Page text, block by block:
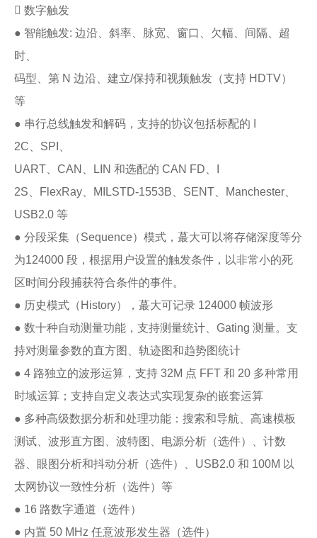
 数字触发
● 智能触发: 边沿、斜率、脉宽、窗口、欠幅、间隔、超
时、
码型、第 N 边沿、建立/保持和视频触发（支持 HDTV）
等
● 串行总线触发和解码，支持的协议包括标配的 I
2C、SPI、
UART、CAN、LIN 和选配的 CAN FD、I
2S、FlexRay、MILSTD-1553B、SENT、Manchester、
USB2.0 等
● 分段采集（Sequence）模式，蕞大可以将存储深度等分
为124000 段，根据用户设置的触发条件，以非常小的死
区时间分段捕获符合条件的事件。
● 历史模式（History），蕞大可记录 124000 帧波形
● 数十种自动测量功能，支持测量统计、Gating 测量。支
持对测量参数的直方图、轨迹图和趋势图统计
● 4 路独立的波形运算，支持 32M 点 FFT 和 20 多种常用
时域运算；支持自定义表达式实现复杂的嵌套运算
● 多种高级数据分析和处理功能：搜索和导航、高速模板
测试、波形直方图、波特图、电源分析（选件）、计数
器、眼图分析和抖动分析（选件）、USB2.0 和 100M 以
太网协议一致性分析（选件）等
● 16 路数字通道（选件）
● 内置 50 MHz 任意波形发生器（选件）